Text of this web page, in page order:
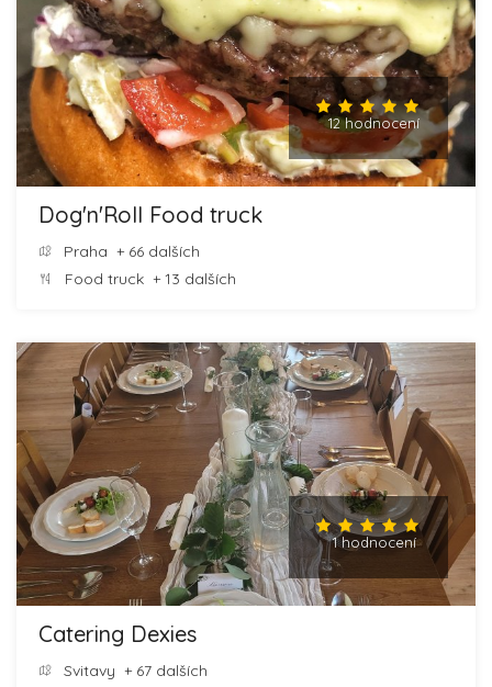
12 hodnocení
Dog'n'Roll Food truck
Praha + 66 dalších
Food truck + 13 dalších
1 hodnocení
Catering Dexies
Svitavy + 67 dalších